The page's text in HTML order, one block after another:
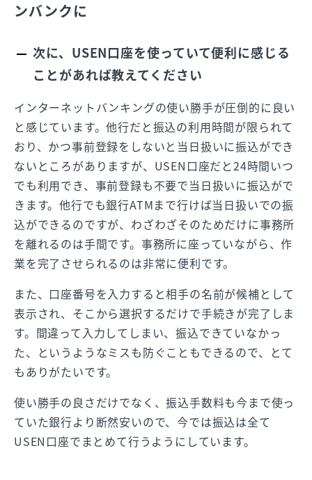
ンバンクに
次に、USEN口座を使っていて便利に感じる
ことがあれば教えてください
インターネットバンキングの使い勝手が圧倒的に良い
と感じています。他行だと振込の利用時間が限られて
おり、かつ事前登録をしないと当日扱いに振込ができ
ないところがありますが、USEN口座だと24時間いつ
でも利用でき、事前登録も不要で当日扱いに振込がで
きます。他行でも銀行ATMまで行けば当日扱いでの振
込ができるのですが、わざわざそのためだけに事務所
を離れるのは手間です。事務所に座っていながら、作
業を完了させられるのは非常に便利です。
また、口座番号を入力すると相手の名前が候補として
表示され、そこから選択するだけで手続きが完了しま
す。間違って入力してしまい、振込できていなかっ
た、というようなミスも防ぐこともできるので、とて
もありがたいです。
使い勝手の良さだけでなく、振込手数料も今まで使っ
ていた銀行より断然安いので、今では振込は全て
USEN口座でまとめて行うようにしています。